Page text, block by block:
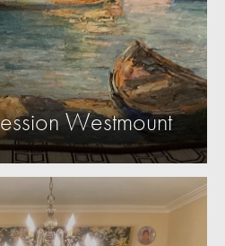
Westmount